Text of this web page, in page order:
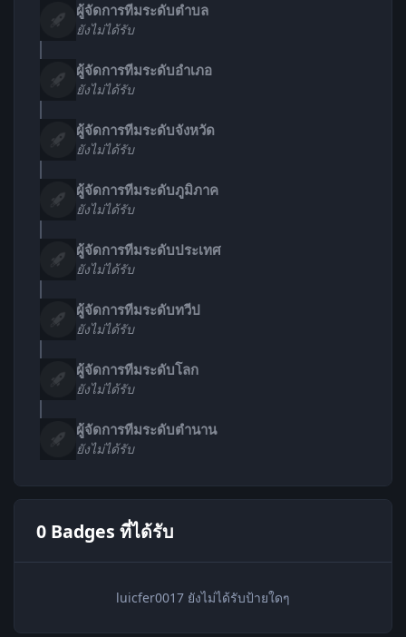
ผู้จัดการทีมระดับตำบล
ยังไม่ได้รับ
ผู้จัดการทีมระดับอำเภอ
ยังไม่ได้รับ
ผู้จัดการทีมระดับจังหวัด
ยังไม่ได้รับ
ผู้จัดการทีมระดับภูมิภาค
ยังไม่ได้รับ
ผู้จัดการทีมระดับประเทศ
ยังไม่ได้รับ
ผู้จัดการทีมระดับทวีป
ยังไม่ได้รับ
ผู้จัดการทีมระดับโลก
ยังไม่ได้รับ
ผู้จัดการทีมระดับตำนาน
ยังไม่ได้รับ
0 Badges ที่ได้รับ
luicfer0017 ยังไม่ได้รับป้ายใดๆ